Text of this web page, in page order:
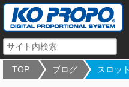
TOP ブログ スロッ